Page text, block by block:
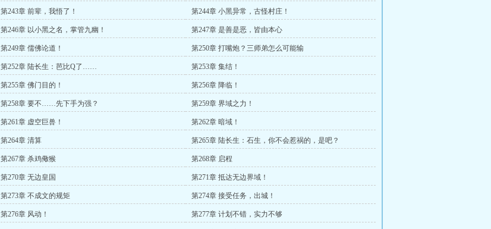
第243章 前辈，我悟了！ 第244章 小黑异常，古怪村庄！
第246章 以小黑之名，掌管九幽！ 第247章 是善是恶，皆由本心
第249章 儒佛论道！ 第250章 打嘴炮？三师弟怎么可能输
第252章 陆长生：芭比Q了…… 第253章 集结！
第255章 佛门目的！ 第256章 降临！
第258章 要不……先下手为强？ 第259章 界域之力！
第261章 虚空巨兽！ 第262章 暗域！
第264章 清算 第265章 陆长生：石生，你不会惹祸的，是吧？
第267章 杀鸡儆猴 第268章 启程
第270章 无边皇国 第271章 抵达无边界域！
第273章 不成文的规矩 第274章 接受任务，出城！
第276章 风动！ 第277章 计划不错，实力不够